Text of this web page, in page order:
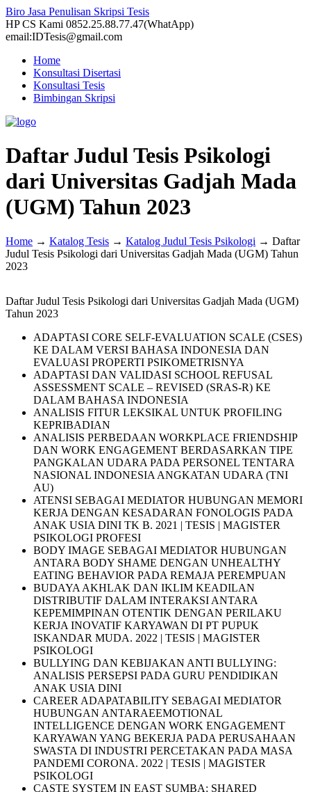
Biro Jasa Penulisan Skripsi Tesis
HP CS Kami 0852.25.88.77.47(WhatApp)
email:IDTesis@gmail.com
Home
Konsultasi Disertasi
Konsultasi Tesis
Bimbingan Skripsi
Daftar Judul Tesis Psikologi
dari Universitas Gadjah Mada
(UGM) Tahun 2023
Home → Katalog Tesis → Katalog Judul Tesis Psikologi → Daftar
Judul Tesis Psikologi dari Universitas Gadjah Mada (UGM) Tahun
2023
Daftar Judul Tesis Psikologi dari Universitas Gadjah Mada (UGM)
Tahun 2023
ADAPTASI CORE SELF-EVALUATION SCALE (CSES)
KE DALAM VERSI BAHASA INDONESIA DAN
EVALUASI PROPERTI PSIKOMETRISNYA
ADAPTASI DAN VALIDASI SCHOOL REFUSAL
ASSESSMENT SCALE – REVISED (SRAS-R) KE
DALAM BAHASA INDONESIA
ANALISIS FITUR LEKSIKAL UNTUK PROFILING
KEPRIBADIAN
ANALISIS PERBEDAAN WORKPLACE FRIENDSHIP
DAN WORK ENGAGEMENT BERDASARKAN TIPE
PANGKALAN UDARA PADA PERSONEL TENTARA
NASIONAL INDONESIA ANGKATAN UDARA (TNI
AU)
ATENSI SEBAGAI MEDIATOR HUBUNGAN MEMORI
KERJA DENGAN KESADARAN FONOLOGIS PADA
ANAK USIA DINI TK B. 2021 | TESIS | MAGISTER
PSIKOLOGI PROFESI
BODY IMAGE SEBAGAI MEDIATOR HUBUNGAN
ANTARA BODY SHAME DENGAN UNHEALTHY
EATING BEHAVIOR PADA REMAJA PEREMPUAN
BUDAYA AKHLAK DAN IKLIM KEADILAN
DISTRIBUTIF DALAM INTERAKSI ANTARA
KEPEMIMPINAN OTENTIK DENGAN PERILAKU
KERJA INOVATIF KARYAWAN DI PT PUPUK
ISKANDAR MUDA. 2022 | TESIS | MAGISTER
PSIKOLOGI
BULLYING DAN KEBIJAKAN ANTI BULLYING:
ANALISIS PERSEPSI PADA GURU PENDIDIKAN
ANAK USIA DINI
CAREER ADAPATABILITY SEBAGAI MEDIATOR
HUBUNGAN ANTARAEEMOTIONAL
INTELLIGENCE DENGAN WORK ENGAGEMENT
KARYAWAN YANG BEKERJA PADA PERUSAHAAN
SWASTA DI INDUSTRI PERCETAKAN PADA MASA
PANDEMI CORONA. 2022 | TESIS | MAGISTER
PSIKOLOGI
CASTE SYSTEM IN EAST SUMBA: SHARED